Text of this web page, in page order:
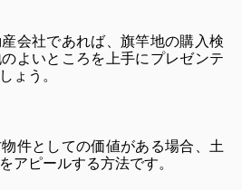
会社であれば、旗竿地の購入検
よいところを上手にプレゼンテ
ょう。
件としての価値がある場合、土
アピールする方法です。